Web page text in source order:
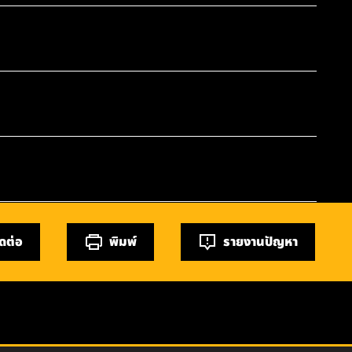
ต่อ พิมพ์ รายงานปัญหา